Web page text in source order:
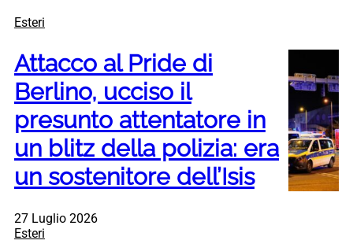
Esteri
Attacco al Pride di
Berlino, ucciso il
presunto attentatore in
un blitz della polizia: era
un sostenitore dell’Isis
27 Luglio 2026
Esteri